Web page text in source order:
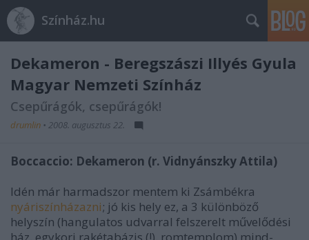
Színház.hu
Dekameron - Beregszászi Illyés Gyula
Magyar Nemzeti Színház
Csepűrágók, csepűrágók!
drumlin • 2008. augusztus 22.
Boccaccio: Dekameron (r. Vidnyánszky Attila)
Idén már harmadszor mentem ki Zsámbékra
nyáriszínházazni; jó kis hely ez, a 3 különböző
helyszín (hangulatos udvarral felszerelt művelődési